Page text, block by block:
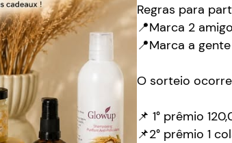
Regras para
📍Marca 2
📍Marca a
O sorteio
📌 1° prêmio
📌2° prêmio 1